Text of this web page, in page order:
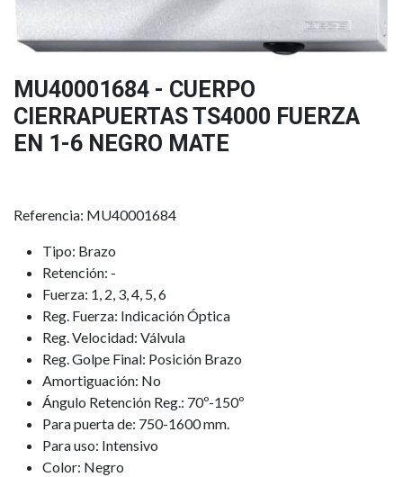
MU40001684 - CUERPO
CIERRAPUERTAS TS4000 FUERZA
EN 1-6 NEGRO MATE
Referencia: MU40001684
Tipo: Brazo
Retención: -
Fuerza: 1, 2, 3, 4, 5, 6
Reg. Fuerza: Indicación Óptica
Reg. Velocidad: Válvula
Reg. Golpe Final: Posición Brazo
Amortiguación: No
Ángulo Retención Reg.: 70º-150º
Para puerta de: 750-1600 mm.
Para uso: Intensivo
Color: Negro